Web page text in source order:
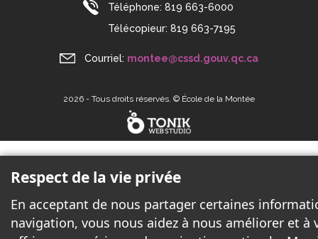
Téléphone: 819 663-6000
Télécopieur: 819 663-7195
Courriel: montee@cssd.gouv.qc.ca
2026 - Tous droits réservés. © École de la Montée
Respect de la vie privée
En acceptant de nous partager certaines
navigation, vous nous aidez à nous améliorer et à